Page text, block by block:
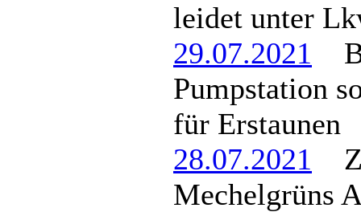
leidet unter
29.07.2021
Pumpstation
für Erstaunen
28.07.2021
Mechelgrüns